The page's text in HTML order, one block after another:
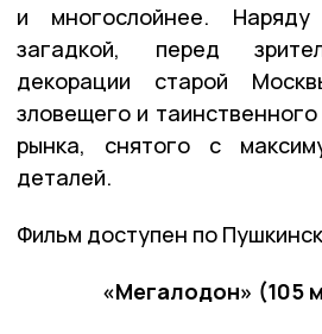
и многослойнее.
загадкой, перед
декорации старой
зловещего и
рынка, снятого с
деталей.
Фильм доступен по
«Мегалодон» (105